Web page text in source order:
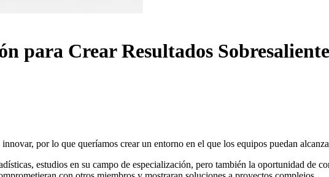
para Crear Resultados
por lo que queríamos crear un entorno en el que los equipos puedan
estudios en su campo de especialización, pero también la oportunidad de